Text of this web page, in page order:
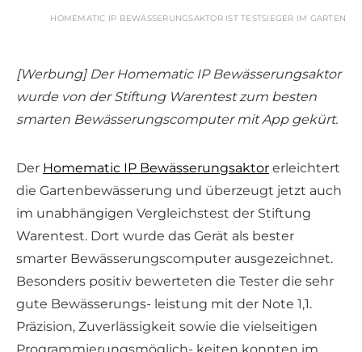
HOMEMATIC IP BEWÄSSERUNGSAKTOR IST TESTSIEGER IM GARTEN
[Werbung] Der Homematic IP Bewässerungsaktor
wurde von der Stiftung Warentest zum besten
smarten Bewässerungscomputer mit App gekürt.
Der Homematic IP Bewässerungsaktor erleichtert
die Gartenbewässerung und überzeugt jetzt auch
im unabhängigen Vergleichstest der Stiftung
Warentest. Dort wurde das Gerät als bester
smarter Bewässerungscomputer ausgezeichnet.
Besonders positiv bewerteten die Tester die sehr
gute Bewässerungs- leistung mit der Note 1,1.
Präzision, Zuverlässigkeit sowie die vielseitigen